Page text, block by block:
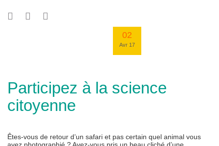
02
Avr 17
Participez à la science
citoyenne
Êtes-vous de retour d’un safari et pas certain quel animal vous